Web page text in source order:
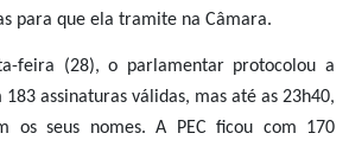
para que ela tramite na Câmara.
feira (28), o parlamentar protocolou a
183 assinaturas válidas, mas até as 23h40,
os seus nomes. A PEC ficou com 170